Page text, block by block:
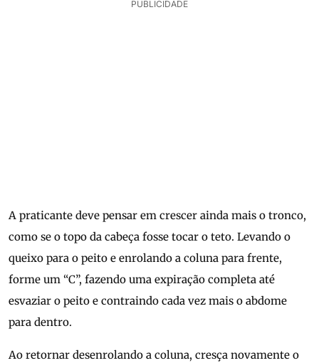
PUBLICIDADE
A praticante deve pensar em crescer ainda mais o tronco,
como se o topo da cabeça fosse tocar o teto. Levando o
queixo para o peito e enrolando a coluna para frente,
forme um “C”, fazendo uma expiração completa até
esvaziar o peito e contraindo cada vez mais o abdome
para dentro.
Ao retornar desenrolando a coluna, cresça novamente o